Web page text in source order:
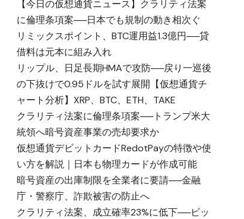
【今日の仮想通貨ニュース】クラリティ法案
に倫理条項案──日本でも規制の動き相次ぐ
リミックスポイント、BTC運用益1.3億円──貸
借料は元本に組み入れ
リップル、日足長期HMAで攻防──戻り一巡後
の下抜けで0.95ドルを試す展開【仮想通貨チ
ャート分析】XRP、BTC、ETH、TAKE
クラリティ法案に倫理条項案──トランプ米大
統領へ暗号資産事業の売却要求か
仮想通貨デビットカードRedotPayの特徴や使
い方を解説｜日本も物理カードが作成可能
暗号資産の出庫制限を全業者に要請──金融
庁・警察庁、詐欺被害の防止へ
クラリティ法案、成立確率23%に低下──ビッ